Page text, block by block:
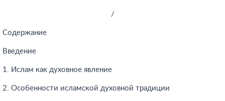
/
Содержание
Введение
1. Ислам как духовное явление
2. Особенности исламской духовной традиции